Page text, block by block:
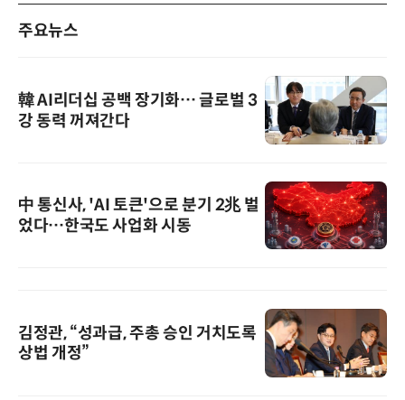
주요뉴스
韓 AI리더십 공백 장기화… 글로벌 3
강 동력 꺼져간다
中 통신사, 'AI 토큰'으로 분기 2兆 벌
었다…한국도 사업화 시동
김정관, “성과급, 주총 승인 거치도록
상법 개정”